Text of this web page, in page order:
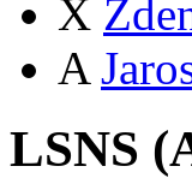
X
A
LSNS (